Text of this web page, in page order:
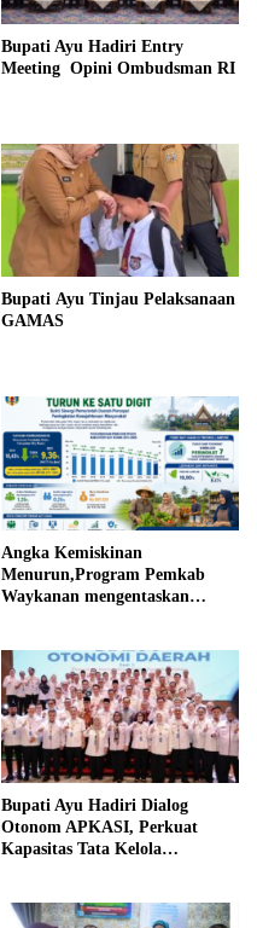
Bupati Ayu Hadiri Entry
Meeting Opini Ombudsman RI
Bupati Ayu Tinjau Pelaksanaan
GAMAS
Angka Kemiskinan
Menurun,Program Pemkab
Waykanan mengentaskan
Bupati Ayu Hadiri Dialog
Otonom APKASI, Perkuat
Kapasitas Tata Kelola